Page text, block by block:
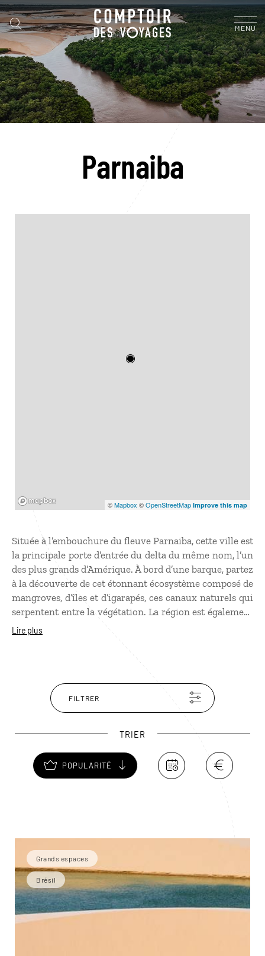
MENU
Parnaiba
©Mapbox ©OpenStreetMap Improve this map
Située à l’embouchure du fleuve Parnaiba, cette ville est
la principale porte d’entrée du delta du même nom, l’un
des plus grands d’Amérique. À bord d’une barque, partez
à la découverte de cet étonnant écosystème composé de
mangroves, d’îles et d’igarapés, ces canaux naturels qui
serpentent entre la végétation. La région est également
réputée pour ses villages de pêcheurs, son rythme de
Lire plus
FILTRER
TRIER
POPULARITÉ
Grands espaces
Brésil